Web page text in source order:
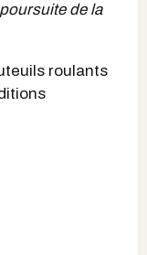
de la
roulants